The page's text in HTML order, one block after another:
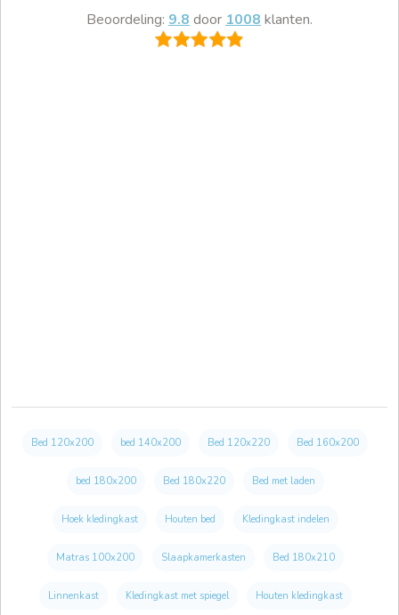
Beoordeling: 9.8 door 1008 klanten.
Bed 120x200 bed 140x200 Bed 120x220 Bed 160x200
bed 180x200 Bed 180x220 Bed met laden
Hoek kledingkast Houten bed Kledingkast indelen
Matras 100x200 Slaapkamerkasten Bed 180x210
Linnenkast Kledingkast met spiegel Houten kledingkast